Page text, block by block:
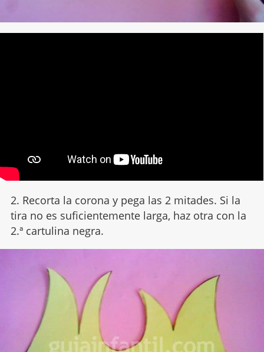
2. Recorta la corona y pega las 2 mitades. Si la
tira no es suficientemente larga, haz otra con la
2.ª cartulina negra.